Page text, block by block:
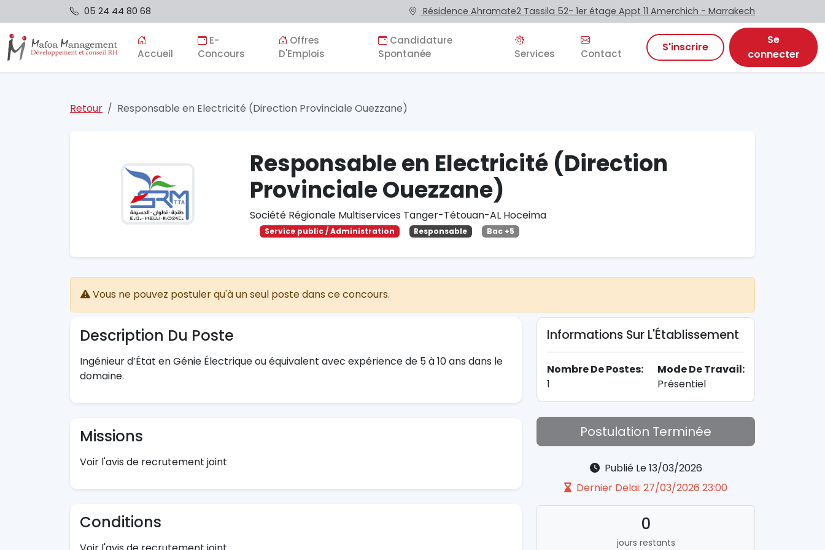
05 24 44 80 68 Résidence Ahramate2 Tassila 52- 1er étage Appt 11 Amerchich - Marrakech
Accueil
E-
Concours
Offres
D'Emplois
Candidature
Spontanée
Services Contact S'inscrire
Se
connecter
Retour Responsable en Electricité (Direction Provinciale Ouezzane)
Responsable en Electricité (Direction
Provinciale Ouezzane)
Société Régionale Multiservices Tanger-Tétouan-AL Hoceima
Service public / Administration Responsable Bac +5
Vous ne pouvez postuler qu'à un seul poste dans ce concours.
Description Du Poste
Ingénieur d’État en Génie Électrique ou équivalent avec expérience de 5 à 10 ans dans le
domaine.
Missions
Voir l'avis de recrutement joint
Conditions
Informations Sur L'Établissement
Nombre De Postes:
1
Mode De Travail:
Présentiel
Postulation Terminée
Publié Le 13/03/2026
Dernier Delai: 27/03/2026 23:00
0
jours restants